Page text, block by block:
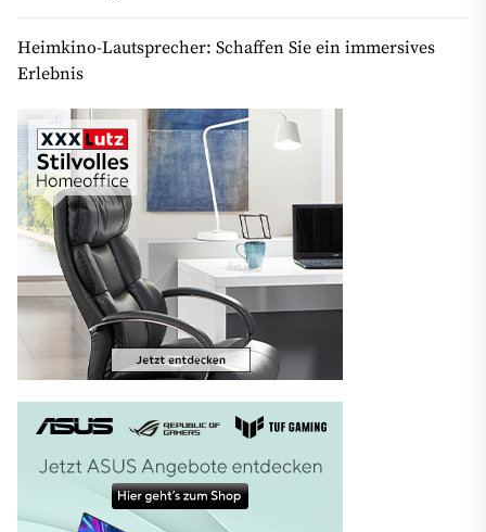
Heimkino-Lautsprecher: Schaffen Sie ein immersives
Erlebnis